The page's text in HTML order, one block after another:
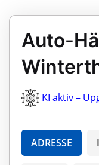
Auto-
KI aktiv –
ADRESSE